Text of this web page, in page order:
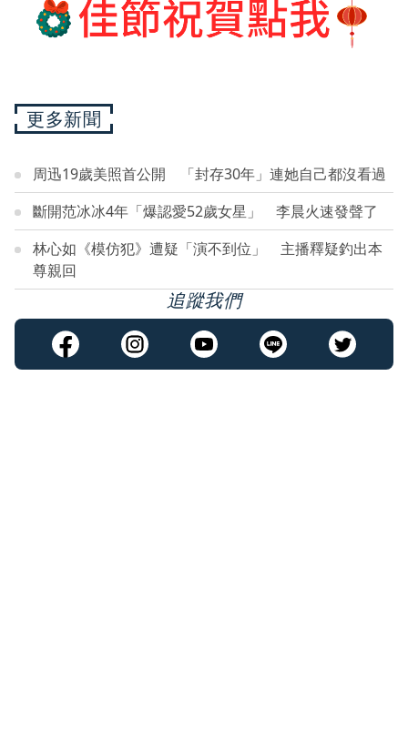
更多新聞
周迅19歲美照首公開 「封存30年」連她自己都沒看過
斷開范冰冰4年「爆認愛52歲女星」 李晨火速發聲了
林心如《模仿犯》遭疑「演不到位」 主播釋疑釣出本
尊親回
追蹤我們